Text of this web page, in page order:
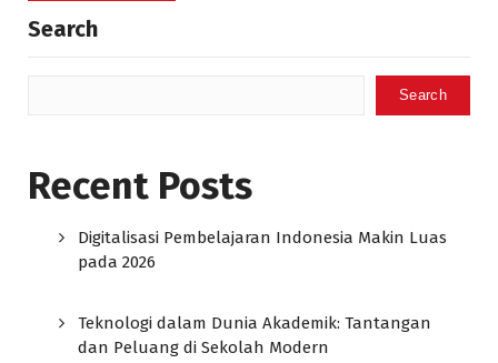
Search
Search
Recent Posts
Digitalisasi Pembelajaran Indonesia Makin Luas
pada 2026
Teknologi dalam Dunia Akademik: Tantangan
dan Peluang di Sekolah Modern